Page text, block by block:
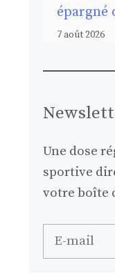
épargné
7 août 2026
Une dose
sportive
votre boîte